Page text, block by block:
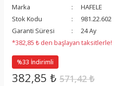
Marka
HAFELE
Stok Kodu
981.22.602
Garanti Süresi
24 Ay
*382,85 ₺ den başlayan taksitlerle!
%33 İndirimli
382,85 ₺ 571,42 ₺